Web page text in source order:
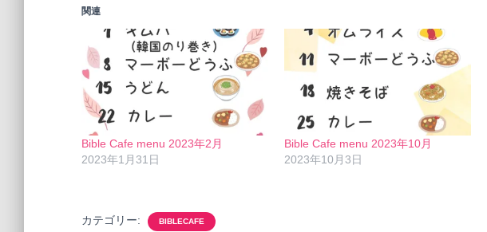
関連
Bible Cafe menu 2023年2月
2023年1月31日
Bible Cafe menu 2023年10月
2023年10月3日
カテゴリー: BIBLECAFE